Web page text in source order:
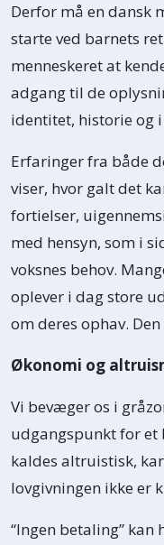
Derfor må en dansk
starte ved barnets
menneskeret at
adgang til de
identitet, historie og
Erfaringer fra både
viser, hvor galt det
fortielser,
med hensyn, som i
voksnes behov.
oplever i dag store
om deres ophav.
Økonomi og
Vi bevæger os i
udgangspunkt for et
kaldes altruistisk,
lovgivningen ikke er
“Ingen betaling”